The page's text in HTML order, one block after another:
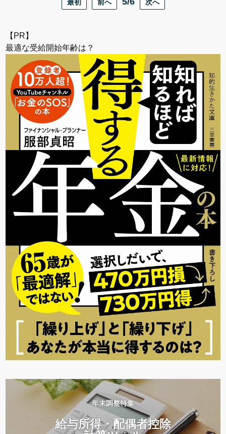
【PR】
最適な受給開始年齢は？
年末調整特集
給与所得・配偶者控除